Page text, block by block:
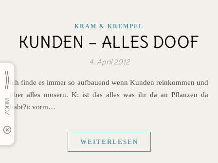
KRAM & KREMPEL
KUNDEN – ALLES DOOF
4. April 2012
ich finde es immer so aufbauend wenn Kunden reinkommen und
über alles mosern. K: ist das alles was ihr da an Pflanzen da
habt?i: vorm…
WEITERLESEN